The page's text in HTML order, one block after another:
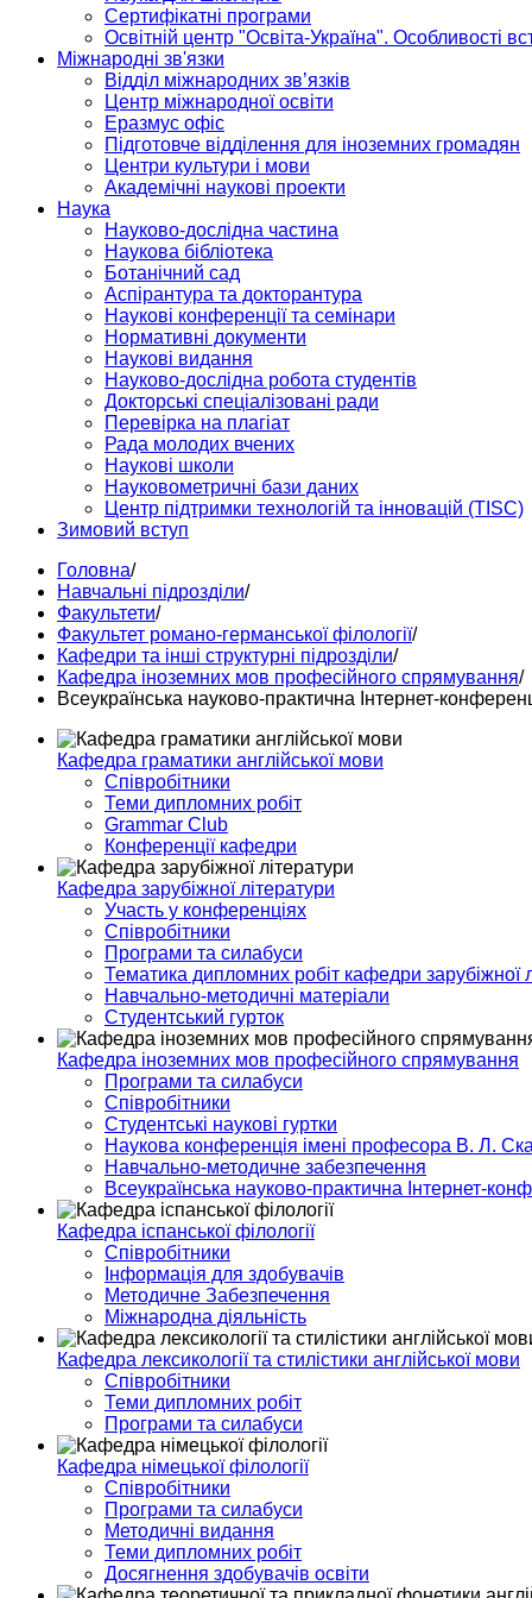
Сертифікатні програми
Освітній центр "Освіта-Україна". Особливості
Міжнародні зв'язки
Відділ міжнародних зв’язків
Центр міжнародної освіти
Еразмус офіс
Підготовче відділення для іноземних громадян
Центри культури і мови
Академічні наукові проекти
Наука
Науково-дослідна частина
Наукова бібліотека
Ботанічний сад
Аспірантура та докторантура
Наукові конференції та семінари
Нормативні документи
Наукові видання
Науково-дослідна робота студентів
Докторські спеціалізовані ради
Перевірка на плагіат
Рада молодих вчених
Наукові школи
Науковометричні бази даних
Центр підтримки технологій та інновацій (TISC)
Зимовий вступ
Головна/
Навчальні підрозділи/
Факультети/
Факультет романо-германської філології/
Кафедри та інші структурні підрозділи/
Кафедра іноземних мов професійного спрямування/
Всеукраїнська науково-практична Інтернет-
Кафедра граматики англійської мови
Співробітники
Теми дипломних робіт
Grammar Club
Конференції кафедри
Кафедра зарубіжної літератури
Участь у конференціях
Співробітники
Програми та силабуси
Тематика дипломних робіт кафедри зарубіжної
Навчально-методичні матеріали
Студентський гурток
Кафедра іноземних мов професійного спрямування
Програми та силабуси
Співробітники
Студентські наукові гуртки
Наукова конференція імені професора В. Л.
Навчально-методичне забезпечення
Всеукраїнська науково-практична Інтернет-
Кафедра іспанської філології
Співробітники
Інформація для здобувачів
Методичне Забезпечення
Міжнародна діяльність
Кафедра лексикології та стилістики англійської мови
Співробітники
Теми дипломних робіт
Програми та силабуси
Кафедра німецької філології
Співробітники
Програми та силабуси
Методичні видання
Теми дипломних робіт
Досягнення здобувачів освіти